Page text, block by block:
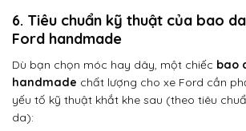
6. Tiêu chuẩn kỹ thuật của bao
Ford handmade
Dù bạn chọn móc hay dây, một chiếc bao
handmade chất lượng cho xe Ford cần
yếu tố kỹ thuật khắt khe sau (theo tiêu
da):